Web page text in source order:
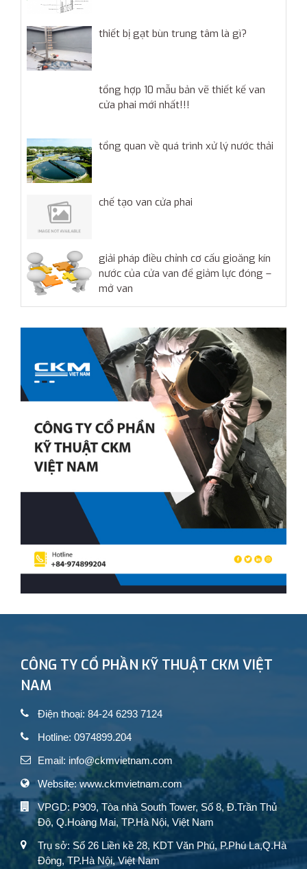
thiết bị gạt bùn trung tâm là gì?
tổng hợp 10 mẫu bản vẽ thiết kế van
cửa phai mới nhất!!!
tổng quan về quá trình xử lý nước thải
chế tạo van cửa phai
giải pháp điều chỉnh cơ cấu gioăng kín
nước của cửa van để giảm lực đóng –
mở van
CÔNG TY CỔ PHẦN KỸ THUẬT CKM VIỆT
NAM
Điện thoại: 84-24 6293 7124
Hotline: 0974899.204
Email: info@ckmvietnam.com
Website: www.ckmvietnam.com
VPGD: P909, Tòa nhà South Tower, Số 8, Đ.Trần Thủ
Độ, Q.Hoàng Mai, TP.Hà Nội, Việt Nam
Trụ sở: Số 26 Liền kề 28, KDT Văn Phú, P.Phú La,Q.Hà
Đông, TP.Hà Nội, Việt Nam